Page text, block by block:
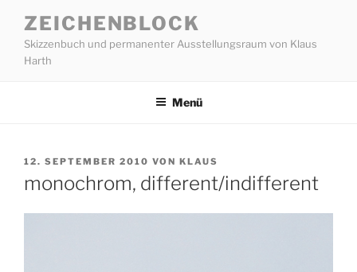
Inhalt
springen
ZEICHENBLOCK
Skizzenbuch und permanenter Ausstellungsraum von Klaus
Harth
Menü
VERÖFFENTLICHT
12. SEPTEMBER 2010 VON KLAUS
monochrom, different/indifferent